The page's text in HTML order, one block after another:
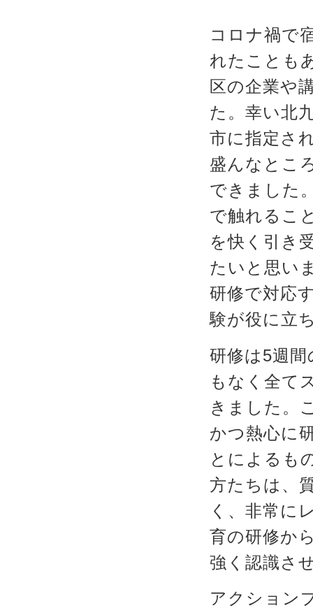
コロナ禍で
れたことも
区の企業や
た。幸い北
市に指定さ
盛んなとこ
できました
で触れるこ
を快く引き
たいと思い
研修で対応
験が役に立
研修は5週
もなく全て
きました。
かつ熱心に
とによるも
方たちは、
く、非常に
育の研修か
強く認識さ
アクション